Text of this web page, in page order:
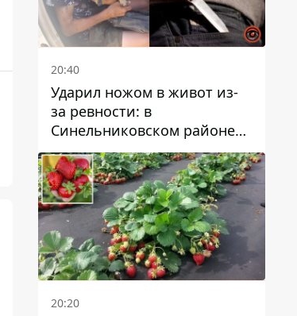
20:40
Ударил ножом в живот из-
за ревности: в
Синельниковском районе
задержали 49-летнего
мужчину за убийство
20:20